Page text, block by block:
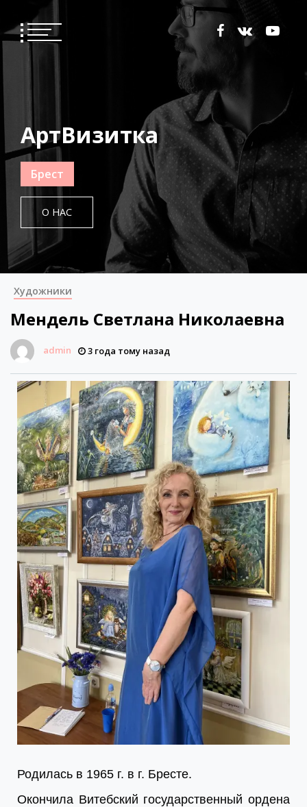
АртВизитка
Брест
О НАС
Художники
Мендель Светлана Николаевна
admin 3 года тому назад
Родилась в 1965 г. в г. Бресте.
Окончила Витебский государственный ордена